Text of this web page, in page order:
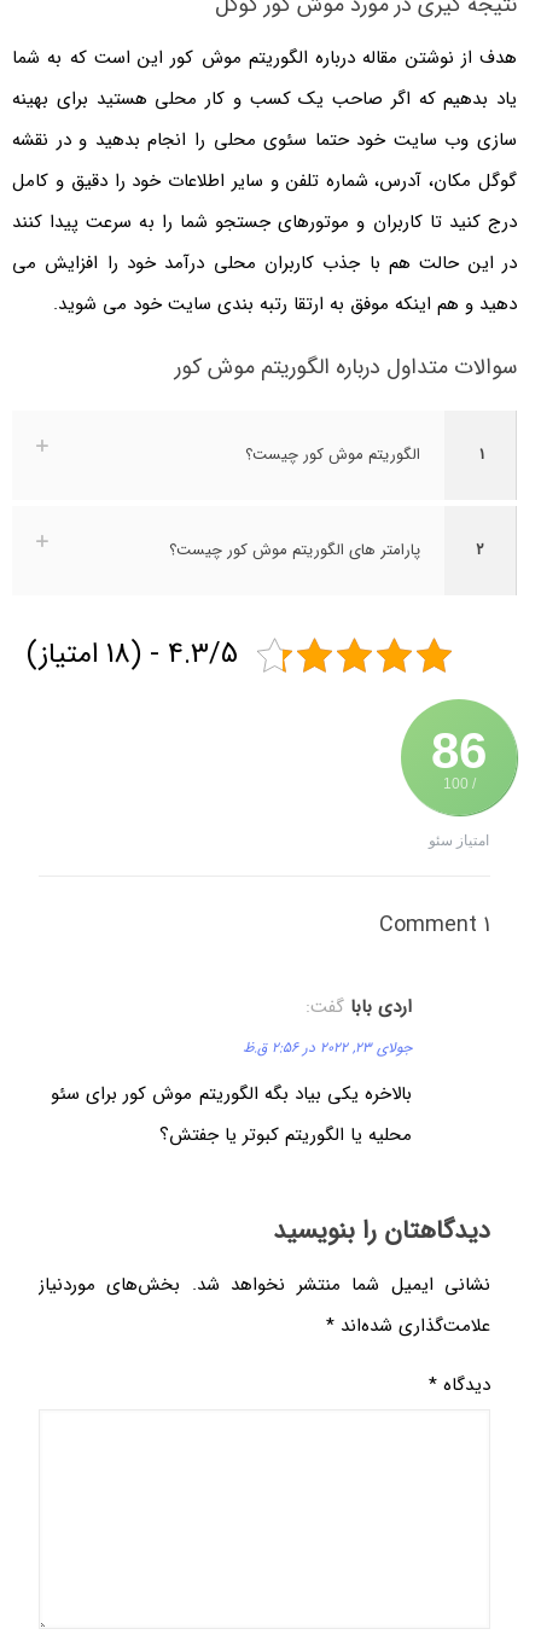
هدف از نوشتن مقاله درباره الگوریتم موش کور این است که به شما
یاد بدهیم که اگر صاحب یک کسب و کار محلی هستید برای بهینه
سازی وب سایت خود حتما سئوی محلی را انجام بدهید و در نقشه
گوگل مکان، آدرس، شماره تلفن و سایر اطلاعات خود را دقیق و کامل
درج کنید تا کاربران و موتورهای جستجو شما را به سرعت پیدا کنند
در این حالت هم با جذب کاربران محلی درآمد خود را افزایش می
دهید و هم اینکه موفق به ارتقا رتبه بندی سایت خود می شوید.
سوالات متداول درباره الگوریتم موش کور
الگوریتم موش کور چیست؟
۲ پارامتر های الگوریتم موش کور چیست؟
4.3/5 - (18 امتیاز)
86
/ 100
امتیاز سئو
اردی بابا گفت:
جولای 23, 2022 در 2:56 ق.ظ
بالاخره یکی بیاد بگه الگوریتم موش کور برای سئو
محلیه یا الگوریتم کبوتر یا جفتش؟
دیدگاهتان را بنویسید
نشانی ایمیل شما منتشر نخواهد شد.
بخش‌های موردنیاز
علامت‌گذاری شده‌اند *
دیدگاه*